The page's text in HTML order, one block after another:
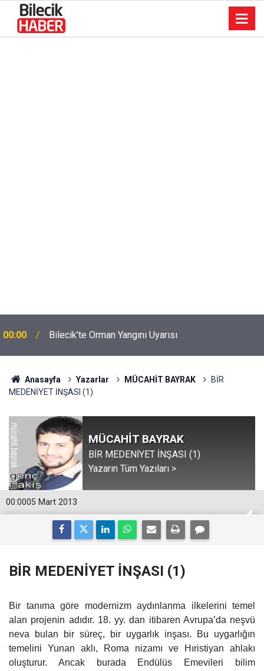
00:00 Bilecik'te Orman Yangını Uyarısı
Anasayfa Yazarlar MÜCAHİT BAYRAK
BİR
MEDENİYET İNŞASI (1)
MÜCAHİT BAYRAK
BİR MEDENİYET İNŞASI (1)
Yazarın Tüm Yazıları >
00:0005 Mart 2013
BİR MEDENİYET İNŞASI (1)
Bir tanıma göre modernizm aydınlanma ilkelerini temel
alan projenin adıdır. 18. yy. dan itibaren Avrupa’da neşvü
neva bulan bir süreç, bir uygarlık inşası. Bu uygarlığın
temelini Yunan aklı, Roma nizamı ve Hıristiyan ahlakı
oluşturur. Ancak burada Endülüs Emevileri bilim